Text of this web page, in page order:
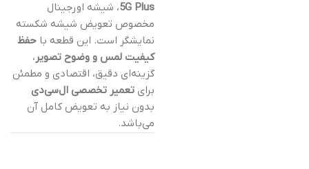
5G Plus، شیشه اورجینال
مخصوص تعویض شیشه شکسته
نمایشگر است. این قطعه با حفظ
کیفیت لمس و وضوح تصویر ،
گزینه‌ای دقیق، اقتصادی و مطمئن
برای تعمیر تخصصی ال‌سی‌دی
بدون نیاز به تعویض کامل آن
می‌باشد.